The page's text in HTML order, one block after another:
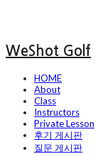
WeShot Golf
HOME
About
Class
Instructors
Private Lesson
후기 게시판
질문 게시판